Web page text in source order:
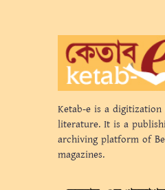
Ketab-e is a
literature. It is a
archiving platform of
magazines.